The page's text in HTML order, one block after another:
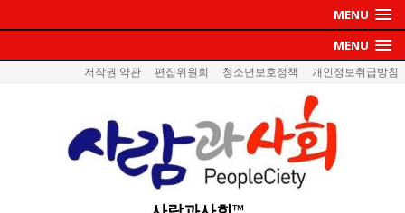
MENU
MENU
저작권·약관 편집위원회 청소년보호정책 개인정보취급방침